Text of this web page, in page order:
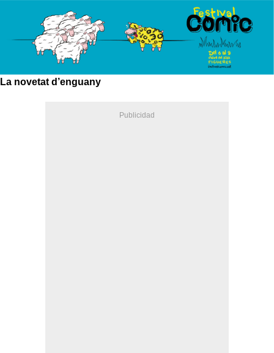
La novetat d’enguany